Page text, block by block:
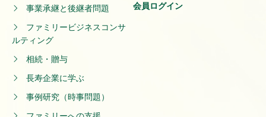
事業承継と後継者問題
ファミリービジネスコンサ
ルティング
相続・贈与
長寿企業に学ぶ
事例研究（時事問題）
会員ログイン